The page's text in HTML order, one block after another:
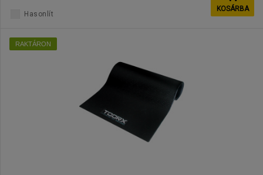
KOSÁRBA
Hasonlít
RAKTÁRON